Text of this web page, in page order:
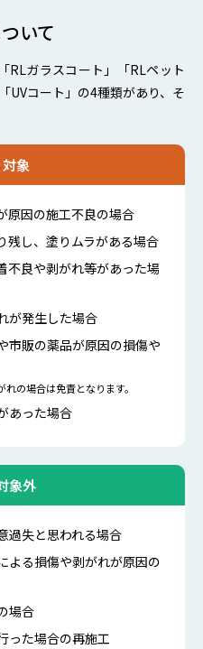
いて
RLガラスコート」「RLペット
コート」の4種類があり、 そ
象
原因の施工不良の場合
残し、塗りムラがある場合
不良や剥がれ等があった場
が発生した場合
市販の薬品が原因の損傷や
の場合は免責となります。
あった場合
象外
過失と思われる場合
よる損傷や剥がれが原因の
場合
った場合の再施工